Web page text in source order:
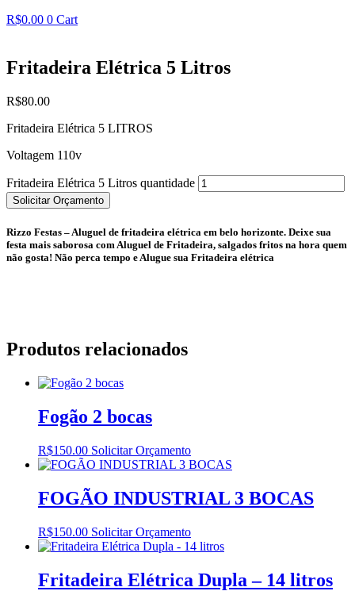
R$0.00 0 Cart
Fritadeira Elétrica 5 Litros
R$80.00
Fritadeira Elétrica 5 LITROS
Voltagem 110v
Fritadeira Elétrica 5 Litros quantidade
Solicitar Orçamento
Rizzo Festas – Aluguel de fritadeira elétrica em belo horizonte. Deixe sua
festa mais saborosa com Aluguel de Fritadeira, salgados fritos na hora quem
não gosta! Não perca tempo e Alugue sua Fritadeira elétrica
Produtos relacionados
Fogão 2 bocas
R$150.00 Solicitar Orçamento
FOGÃO INDUSTRIAL 3 BOCAS
R$150.00 Solicitar Orçamento
Fritadeira Elétrica Dupla – 14 litros